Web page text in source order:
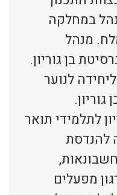
במחלקה
מנהל
בן גוריון.
לנוער
לתלמידי תואר
להנדסת
מפעלים